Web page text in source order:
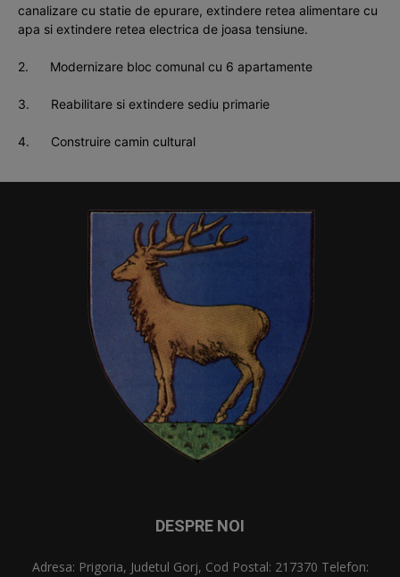
canalizare cu statie de epurare, extindere retea alimentare cu
apa si extindere retea electrica de joasa tensiune.
2. Modernizare bloc comunal cu 6 apartamente
3. Reabilitare si extindere sediu primarie
4. Construire camin cultural
DESPRE NOI
Adresa: Prigoria, Judetul Gorj, Cod Postal: 217370 Telefon: